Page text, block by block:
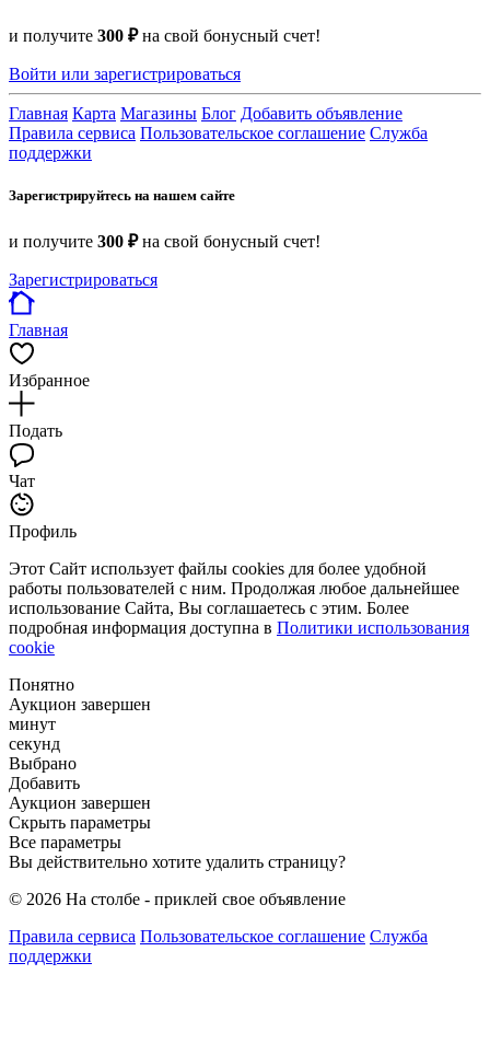
и получите 300 ₽на свой бонусный счет!
Войти или зарегистрироваться
Главная Карта Магазины Блог Добавить объявление
Правила сервиса Пользовательское соглашение Служба
поддержки
Зарегистрируйтесь на нашем сайте
и получите 300 ₽на свой бонусный счет!
Зарегистрироваться
Главная
Избранное
Подать
Чат
Профиль
Этот Сайт использует файлы cookies для более удобной
работы пользователей с ним. Продолжая любое дальнейшее
использование Сайта, Вы соглашаетесь с этим. Более
подробная информация доступна в Политики использования
cookie
Понятно
Аукцион завершен
минут
секунд
Выбрано
Добавить
Аукцион завершен
Скрыть параметры
Все параметры
Вы действительно хотите удалить страницу?
© 2026 На столбе - приклей свое объявление
Правила сервиса Пользовательское соглашение Служба
поддержки